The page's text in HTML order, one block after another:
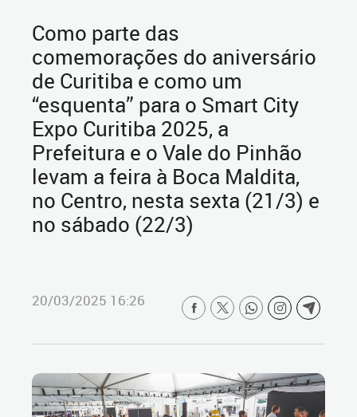
Como parte das
comemorações do aniversário
de Curitiba e como um
“esquenta” para o Smart City
Expo Curitiba 2025, a
Prefeitura e o Vale do Pinhão
levam a feira à Boca Maldita,
no Centro, nesta sexta (21/3) e
no sábado (22/3)
20/03/2025 16:26